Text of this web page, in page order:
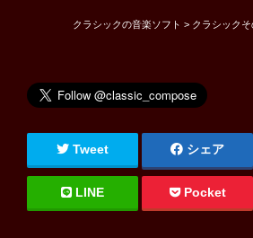
クラシックの音楽ソフト > クラシック
Tweet シェア
LINE Pocket